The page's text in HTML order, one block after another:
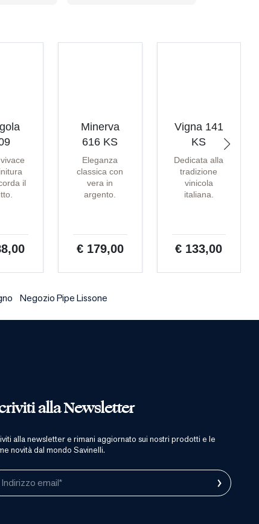
il
Minerva
616 KS
Eleganza
classica con
vera in
argento.
€ 179,00
Vigna 141
KS
Dedicata alla
tradizione
vinicola
italiana.
€ 133,00
Negozio Pipe Lissone
alla Newsletter
alla newsletter e rimani aggiornato sui nostri prodotti e le
novità dal mondo Savinelli.
Indirizzo email* ›